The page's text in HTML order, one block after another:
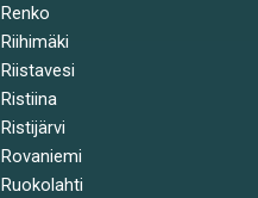
Renko
Riihimäki
Riistavesi
Ristiina
Ristijärvi
Rovaniemi
Ruokolahti